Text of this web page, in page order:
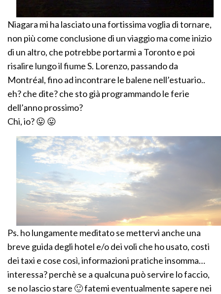
Niagara mi ha lasciato una fortissima voglia di tornare,
non più come conclusione di un viaggio ma come inizio
di un altro, che potrebbe portarmi a Toronto e poi
risalire lungo il fiume S. Lorenzo, passando da
Montréal, fino ad incontrare le balene nell’estuario..
eh? che dite? che sto già programmando le ferie
dell’anno prossimo?
Chi, io? 😛 😛
Ps. ho lungamente meditato se mettervi anche una
breve guida degli hotel e/o dei voli che ho usato, costi
dei taxi e cose così, informazioni pratiche insomma…
interessa? perchè se a qualcuna può servire lo faccio,
se no lascio stare 🙂 fatemi eventualmente sapere nei